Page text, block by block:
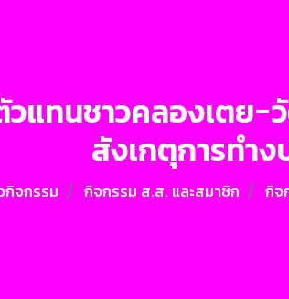
แทนชาวคลองเตย
สังเกตุการทำ
กิจกรรม กิจกรรม ส.ส. และสมาชิก กิจ